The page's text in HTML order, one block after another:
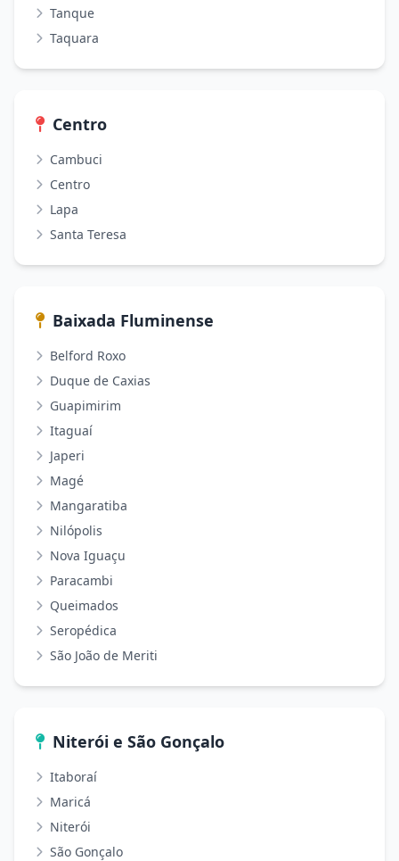
Tanque
Taquara
Centro
Cambuci
Centro
Lapa
Santa Teresa
Baixada Fluminense
Belford Roxo
Duque de Caxias
Guapimirim
Itaguaí
Japeri
Magé
Mangaratiba
Nilópolis
Nova Iguaçu
Paracambi
Queimados
Seropédica
São João de Meriti
Niterói e São Gonçalo
Itaboraí
Maricá
Niterói
São Gonçalo